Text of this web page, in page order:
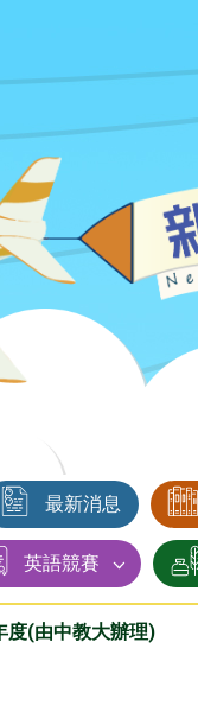
最新消息
英語競賽
度(由中教大辦理)